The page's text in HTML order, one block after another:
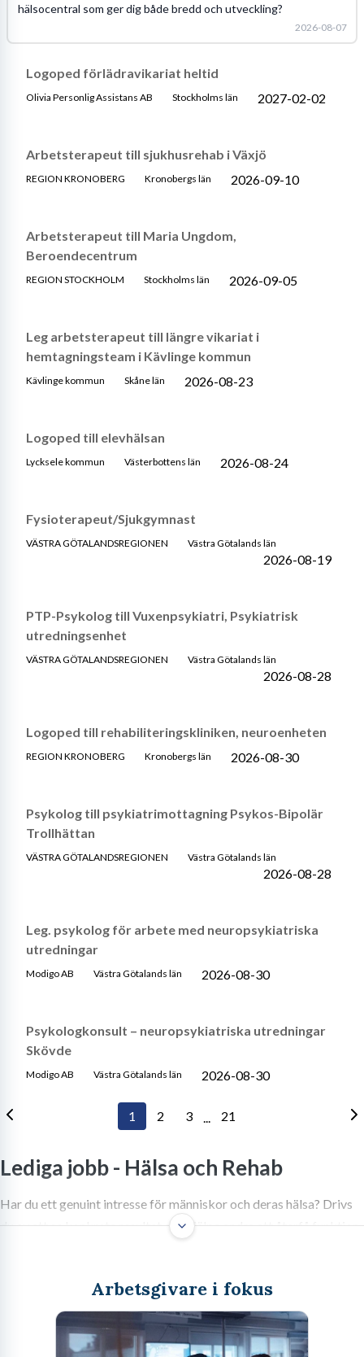
hälsocentral som ger dig både bredd och utveckling?
2026-08-07
Logoped förlädravikariat heltid
Olivia Personlig Assistans AB Stockholms län 2027-02-02
Arbetsterapeut till sjukhusrehab i Växjö
REGION KRONOBERG Kronobergs län 2026-09-10
Arbetsterapeut till Maria Ungdom,
Beroendecentrum
REGION STOCKHOLM Stockholms län 2026-09-05
Leg arbetsterapeut till längre vikariat i
hemtagningsteam i Kävlinge kommun
Kävlinge kommun Skåne län 2026-08-23
Logoped till elevhälsan
Lycksele kommun Västerbottens län 2026-08-24
Fysioterapeut/Sjukgymnast
VÄSTRA GÖTALANDSREGIONEN Västra Götalands län
2026-08-19
PTP-Psykolog till Vuxenpsykiatri, Psykiatrisk
utredningsenhet
VÄSTRA GÖTALANDSREGIONEN Västra Götalands län
2026-08-28
Logoped till rehabiliteringskliniken, neuroenheten
REGION KRONOBERG Kronobergs län 2026-08-30
Psykolog till psykiatrimottagning Psykos-Bipolär
Trollhättan
VÄSTRA GÖTALANDSREGIONEN Västra Götalands län
2026-08-28
Leg. psykolog för arbete med neuropsykiatriska
utredningar
Modigo AB Västra Götalands län 2026-08-30
Psykologkonsult – neuropsykiatriska utredningar
Skövde
Modigo AB Västra Götalands län 2026-08-30
1 2 3 ... 21
Lediga jobb - Hälsa och Rehab
Har du ett genuint intresse för människor och deras hälsa? Drivs
du av att se konkreta resultat och hjälpa andra att återfå funktion
yrket – från arbetsuppgifter och utbildning till lön och
framtidsutsikter.
Arbetsgivare i fokus